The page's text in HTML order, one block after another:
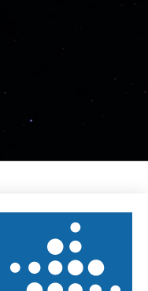
web Bordeaux
Aviation. ** GRIF est une